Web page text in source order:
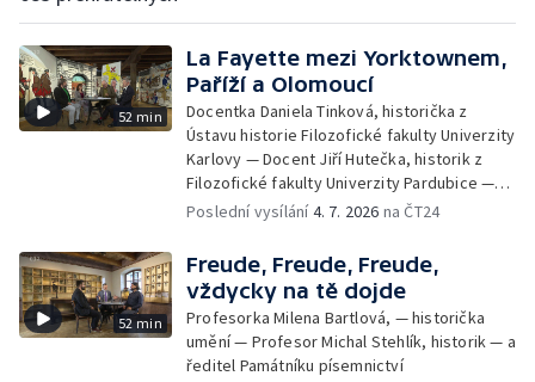
52 min
La Fayette mezi Yorktownem,
Paříží a Olomoucí
Docentka Daniela Tinková, historička z
Ústavu historie Filozofické fakulty Univerzity
Karlovy — Docent Jiří Hutečka, historik z
Filozofické fakulty Univerzity Pardubice —
Doktor Jiří Pondělíček, historik z University
Poslední vysílání4. 7. 2026 na ČT24
52 min
Freude, Freude, Freude,
vždycky na tě dojde
Profesorka Milena Bartlová, — historička
umění — Profesor Michal Stehlík, historik — a
ředitel Památníku písemnictví